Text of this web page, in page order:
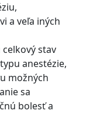
a veľa iných
stav
anestézie,
možných
sa
bolesť a